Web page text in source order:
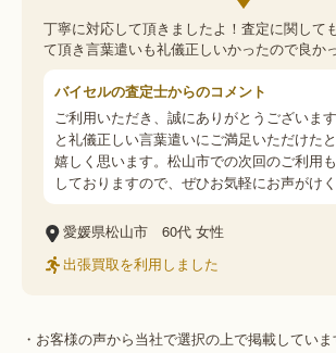
丁寧に対応して頂きましたよ！査定に関して
て頂き言葉遣いも礼儀正しいかったので良か
バイセルの査定士からのコメント
ご利用いただき、誠にありがとうございま
と礼儀正しい言葉遣いにご満足いただけた
嬉しく思います。松山市での次回のご利用
しておりますので、ぜひお気軽にお声がけく
愛媛県松山市 60代 女性
出張買取を利用しました
・お客様の声から当社で選択の上で掲載していま